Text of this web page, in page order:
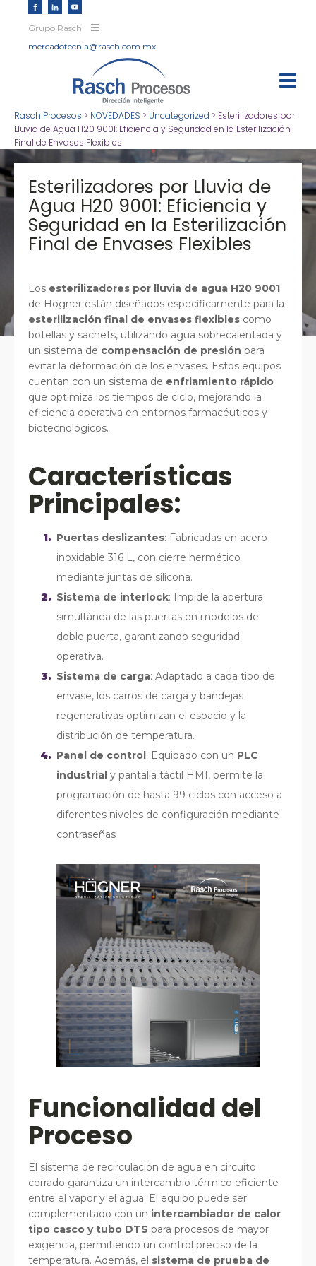
Grupo Rasch
mercadotecnia@rasch.com.mx
Rasch Procesos > NOVEDADES > Uncategorized > Esterilizadores por
Lluvia de Agua H20 9001: Eficiencia y Seguridad en la Esterilización
Final de Envases Flexibles
Esterilizadores por Lluvia de
Agua H20 9001: Eficiencia y
Seguridad en la Esterilización
Final de Envases Flexibles
Los esterilizadores por lluvia de agua H20 9001
de Högner están diseñados específicamente para la
esterilización final de envases flexibles como
botellas y sachets, utilizando agua sobrecalentada y
un sistema de compensación de presión para
evitar la deformación de los envases. Estos equipos
cuentan con un sistema de enfriamiento rápido
que optimiza los tiempos de ciclo, mejorando la
eficiencia operativa en entornos farmacéuticos y
biotecnológicos.
Características
Principales:
Puertas deslizantes: Fabricadas en acero
inoxidable 316 L, con cierre hermético
mediante juntas de silicona.
Sistema de interlock: Impide la apertura
simultánea de las puertas en modelos de
doble puerta, garantizando seguridad
operativa.
Sistema de carga: Adaptado a cada tipo de
envase, los carros de carga y bandejas
regenerativas optimizan el espacio y la
distribución de temperatura.
Panel de control: Equipado con un PLC
industrial y pantalla táctil HMI, permite la
programación de hasta 99 ciclos con acceso a
diferentes niveles de configuración mediante
contraseñas
Funcionalidad del
Proceso
El sistema de recirculación de agua en circuito
cerrado garantiza un intercambio térmico eficiente
entre el vapor y el agua. El equipo puede ser
complementado con un intercambiador de calor
tipo casco y tubo DTS para procesos de mayor
exigencia, permitiendo un control preciso de la
temperatura. Además, el sistema de prueba de